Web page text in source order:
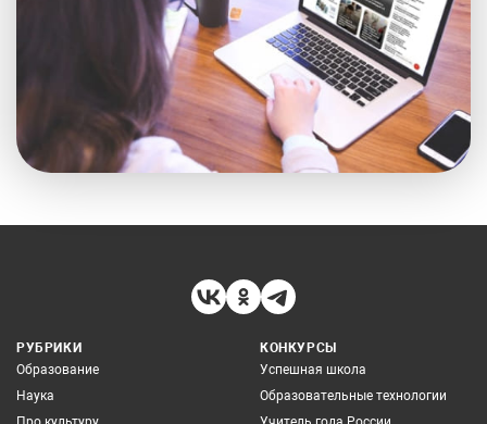
РУБРИКИ
Образование
Наука
КОНКУРСЫ
Успешная школа
Образовательные технологии